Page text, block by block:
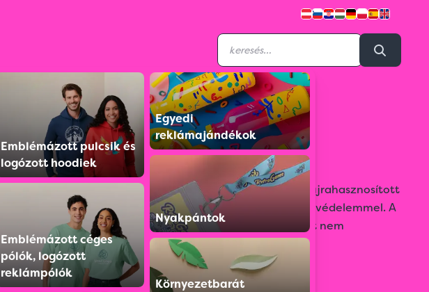
Emblémázott pulcsik és
logózott hoodiek
Emblémázott céges
pólók, logózott
reklámpólók
Egyedi
reklámajándékok
Nyakpántok
Környezetbarát
S0209845188-01
ajakbalzsam
Vaníliás ajakbalzsam kocka alakú, újrahasznosított
ABS műanyag tartóban, SPF15 fényvédelemmel. A
termék állati eredetű összetevőket nem
tartalmaz.
Színválaszték: